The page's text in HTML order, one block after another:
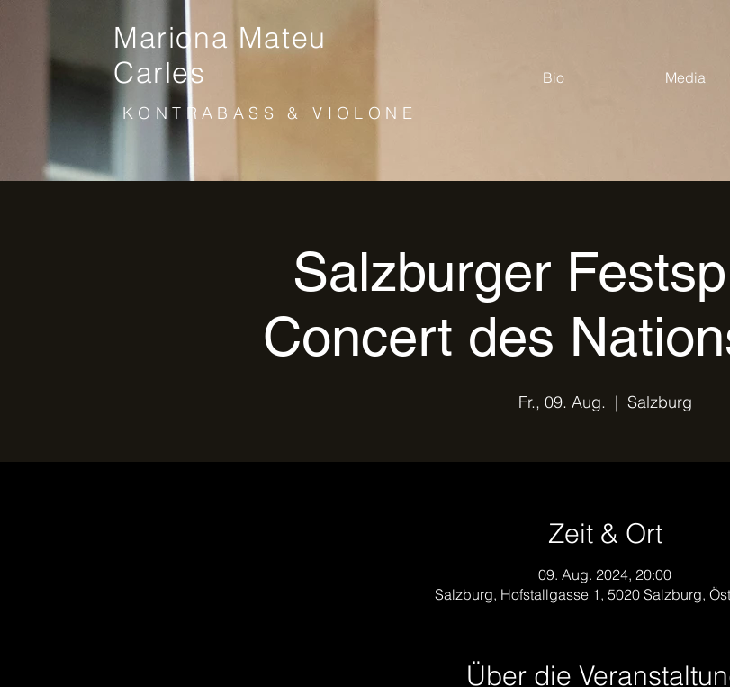
Bio Media
Mariona Mateu
Carles
KONTRABASS & VIOLONE
Salzburger
Concert des
Fr., 09. Aug.
  |
Salzburg
Zeit & Ort
09. Aug. 2024, 20:00
Salzburg, Hofstallgasse 1, 5020 Salzburg,
Über die